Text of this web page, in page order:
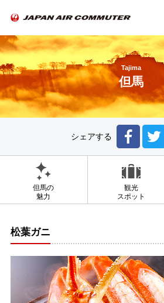
Tajima
但馬
シェアする
但馬の
魅力
観光
スポット
松葉ガニ